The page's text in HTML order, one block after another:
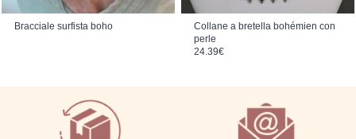
Bracciale surfista boho
Collane a bretella bohémien con
perle
24.39€